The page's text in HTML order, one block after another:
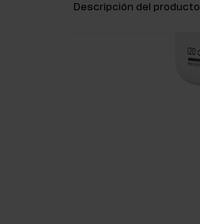
Descripción del producto